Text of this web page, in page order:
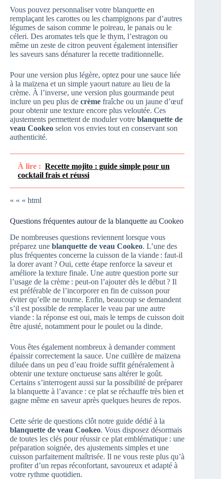
Vous pouvez personnaliser votre blanquette en
remplaçant les carottes ou les champignons par d’autres
légumes de saison comme le poireau, le panais ou le
céleri. Des aromates tels que le thym, l’estragon ou
même un zeste de citron peuvent également intensifier
les saveurs sans dénaturer la recette traditionnelle.
Pour une version plus légère, optez pour une sauce liée
à la maïzena et un simple yaourt nature au lieu de la
crème. À l’inverse, une version plus gourmande peut
inclure un peu plus de crème fraîche ou un jaune d’œuf
pour obtenir une texture encore plus veloutée. Ces
ajustements permettent de moduler votre blanquette de
veau Cookeo selon vos envies tout en conservant son
authenticité.
À lire : Recette mojito : guide simple pour un
cocktail frais et réussi
« « « html
Questions fréquentes autour de la blanquette au Cookeo
De nombreuses questions reviennent lorsque vous
préparez une blanquette de veau Cookeo. L’une des
plus fréquentes concerne la cuisson de la viande : faut‑il
la dorer avant ? Oui, cette étape renforce la saveur et
améliore la texture finale. Une autre question porte sur
l’usage de la crème : peut‑on l’ajouter dès le début ? Il
est préférable de l’incorporer en fin de cuisson pour
éviter qu’elle ne tourne. Enfin, beaucoup se demandent
s’il est possible de remplacer le veau par une autre
viande : la réponse est oui, mais le temps de cuisson doit
être ajusté, notamment pour le poulet ou la dinde.
Vous êtes également nombreux à demander comment
épaissir correctement la sauce. Une cuillère de maïzena
diluée dans un peu d’eau froide suffit généralement à
obtenir une texture onctueuse sans altérer le goût.
Certains s’interrogent aussi sur la possibilité de préparer
la blanquette à l’avance : ce plat se réchauffe très bien et
gagne même en saveur après quelques heures de repos.
Cette série de questions clôt notre guide dédié à la
blanquette de veau Cookeo. Vous disposez désormais
de toutes les clés pour réussir ce plat emblématique : une
préparation soignée, des ajustements simples et une
cuisson parfaitement maîtrisée. Il ne vous reste plus qu’à
profiter d’un repas réconfortant, savoureux et adapté à
votre rythme quotidien.